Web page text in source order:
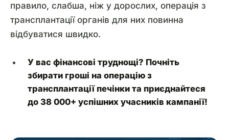
правило, слабша, ніж у дорослих, операція з
трансплантації органів для них повинна
відбуватися швидко.
У вас фінансові труднощі? Почніть
збирати гроші на операцію з
трансплантації печінки та приєднайтеся
до 38 000+ успішних учасників кампанії!